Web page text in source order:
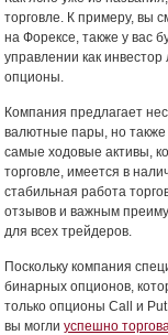
торговле. К примеру, вы
на Форексе, также у вас
управлении как
опционы.
Компания предлагает
валютные пары, но также
самые ходовые активы,
торговле, имеется в
стабильная работа
отзывов и важным
для всех трейдеров.
Поскольку компания
бинарных опционов,
только опционы Call и
вы могли успешно